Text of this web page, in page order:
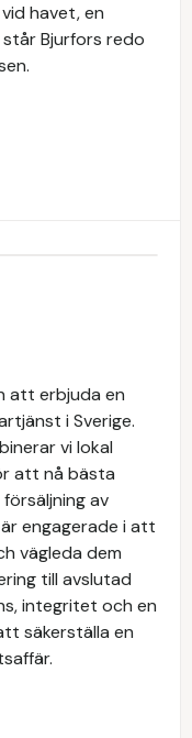
havet, en
Bjurfors redo
att erbjuda en
i Sverige.
vi lokal
att nå bästa
av
engagerade i att
vägleda dem
till avslutad
integritet och en
säkerställa en